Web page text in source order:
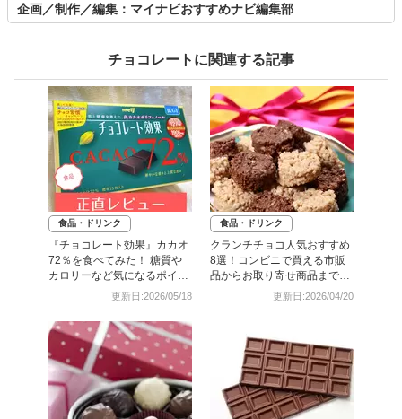
企画／制作／編集：マイナビおすすめナビ編集部
チョコレートに関連する記事
食品・ドリンク
『チョコレート効果』カカオ
72％を食べてみた！ 糖質や
カロリーなど気になるポイン
更新日:2026/05/18
食品・ドリンク
クランチチョコ人気おすすめ
8選！コンビニで買える市販
品からお取り寄せ商品まで紹
更新日:2026/04/20